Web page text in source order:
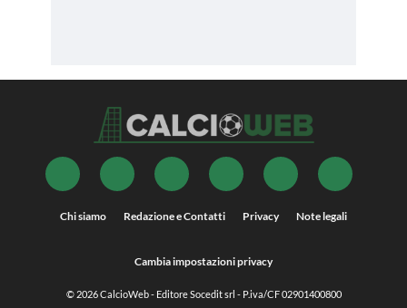
Chi siamo Redazione e Contatti Privacy Note legali
Cambia impostazioni privacy
© 2026CalcioWeb- Editore Socedit srl - P.iva/CF 02901400800